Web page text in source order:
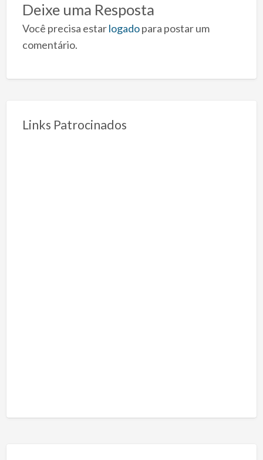
Deixe uma Resposta
Você precisa estarlogadopara postar um
comentário.
Links Patrocinados